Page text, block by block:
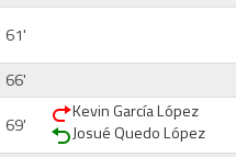
61'
66'
69'
Kevin García López
Josué Quedo López